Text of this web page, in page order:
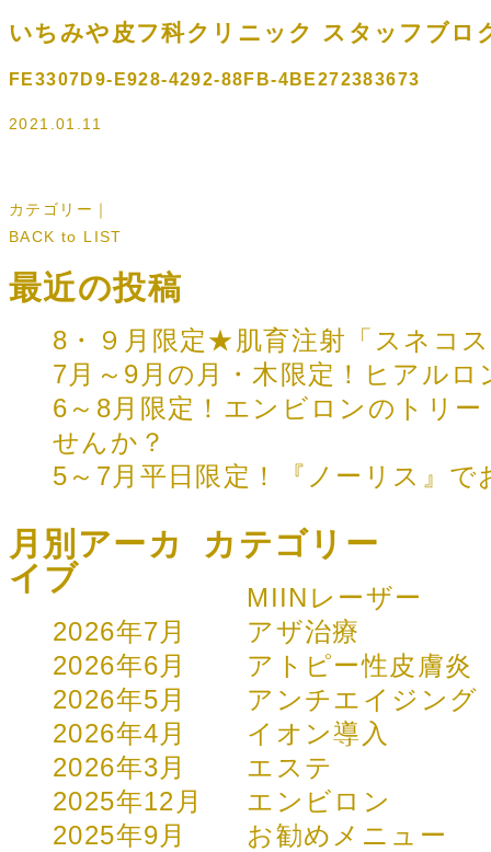
いちみや皮フ科クリニック スタッフブロ
FE3307D9-E928-4292-88FB-4BE272383673
2021.01.11
カテゴリー｜
BACK to LIST
最近の投稿
8・９月限定★肌育注射「スネコ
7月～9月の月・木限定！ヒアル
6～8月限定！エンビロンのトリ
せんか？
5～7月平日限定！『ノーリス』
月別アーカ
イブ
2026年7月
2026年6月
2026年5月
2026年4月
2026年3月
2025年12月
2025年9月
カテゴリー
MIINレーザー
アザ治療
アトピー性皮膚炎
アンチエイジング
イオン導入
エステ
エンビロン
お勧めメニュー